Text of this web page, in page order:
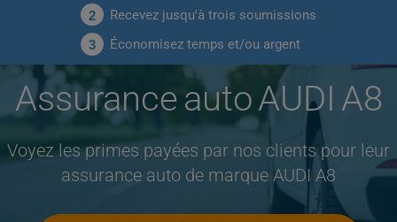
2 Recevez jusqu'à trois soumissions
3 Économisez temps et/ou argent
Assurance auto AUDI A8
Voyez les primes payées par nos clients pour leur
assurance auto de marque AUDI A8